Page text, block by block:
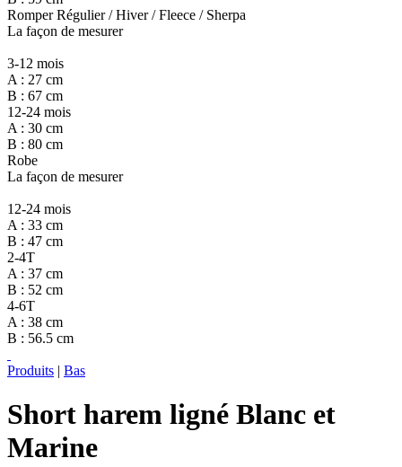
Romper Régulier / Hiver / Fleece / Sherpa
La façon de mesurer
3-12 mois
A : 27 cm
B : 67 cm
12-24 mois
A : 30 cm
B : 80 cm
Robe
La façon de mesurer
12-24 mois
A : 33 cm
B : 47 cm
2-4T
A : 37 cm
B : 52 cm
4-6T
A : 38 cm
B : 56.5 cm
Produits | Bas
Short harem ligné Blanc et
Marine